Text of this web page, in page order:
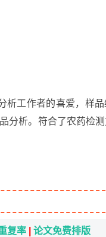
析工作者的喜爱，样品
分析。符合了农药检测
复率 论文免费排版